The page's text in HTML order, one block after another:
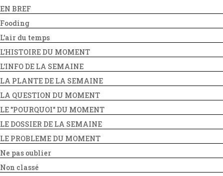
EN BREF
Fooding
L'air du temps
L'HISTOIRE DU MOMENT
L'INFO DE LA SEMAINE
LA PLANTE DE LA SEMAINE
LA QUESTION DU MOMENT
LE "POURQUOI" DU MOMENT
LE DOSSIER DE LA SEMAINE
LE PROBLEME DU MOMENT
Ne pas oublier
Non classé